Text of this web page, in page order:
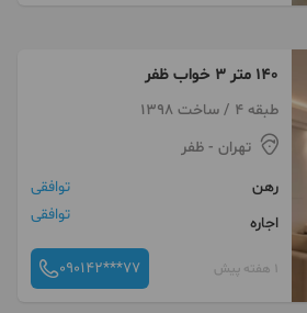
۱۴۰ متر ۳ خواب ظفر
طبقه 4 / ساخت 1398
تهران - ظفر
رهن
توافقی
اجاره
توافقی
1 هفته پیش 090142***77